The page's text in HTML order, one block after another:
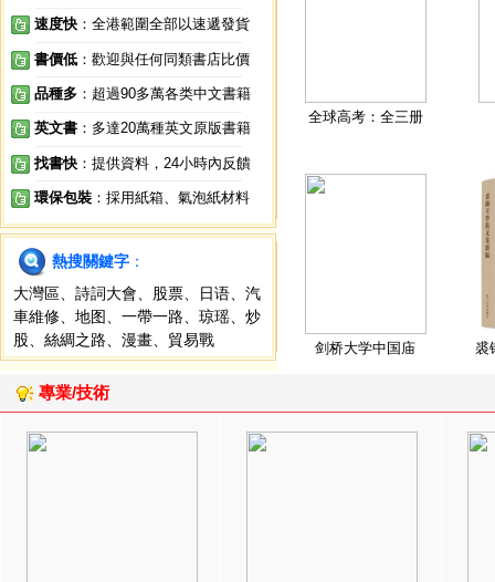
速度快 ：全港範圍全部以速遞發貨
書價低 ：歡迎與任何同類書店比價
品種多 ：超過90多萬各类中文書籍
英文書 ：多達20萬種英文原版書籍
找書快 ：提供資料，24小時內反饋
環保包裝 ：採用紙箱、氣泡紙材料
熱搜關鍵字 ：
大灣區
詩詞大會 股票 日语
汽
車維修
地图 一帶一路 琼瑶
炒
股
絲綢之路 漫畫 貿易戰
全球高考：全三册
剑桥大学中国庙 裘
專業/技術